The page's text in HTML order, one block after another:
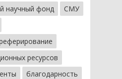
научный фонд
СМУ
ресурсов
благодарность